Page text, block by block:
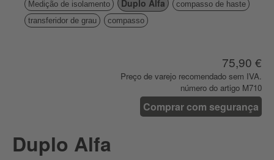
Medição de isolamento
Duplo Alfa
compasso de haste
transferidor de grau
compasso
75,90 €
Preço de varejo recomendado sem IVA.
número do artigo M710
Comprar com segurança
Duplo Alfa